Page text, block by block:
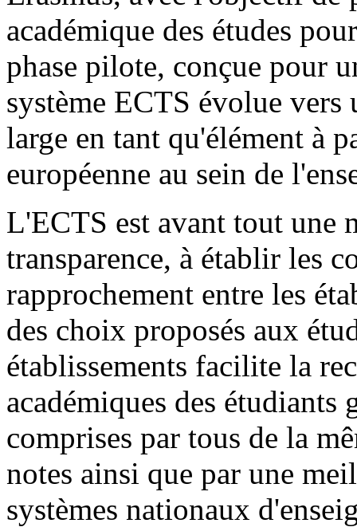
académique des études
phase pilote, conçue pour
système ECTS évolue
large en tant qu'élément à
européenne au sein de
L'ECTS est avant tout une
transparence, à établir les
rapprochement entre les
des choix proposés aux
établissements facilite la
académiques des
comprises par tous de la
notes ainsi que par une
systèmes nationaux